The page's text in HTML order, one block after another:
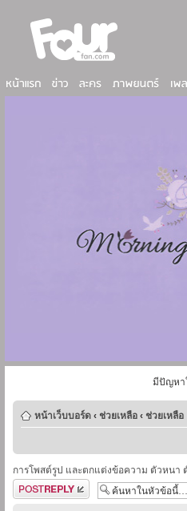
มีปัญหา
หน้าเว็บบอร์ด ‹ ช่วยเหลือ ‹ ช่วยเหลือ
การโพสต์รูป และตกแต่งข้อความ ตัวหนา ตั
ตอบกระทู้